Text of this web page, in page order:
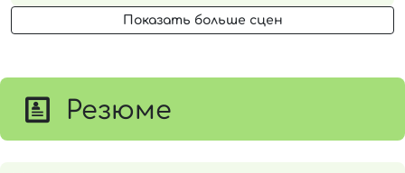
Показать больше сцен
Резюме